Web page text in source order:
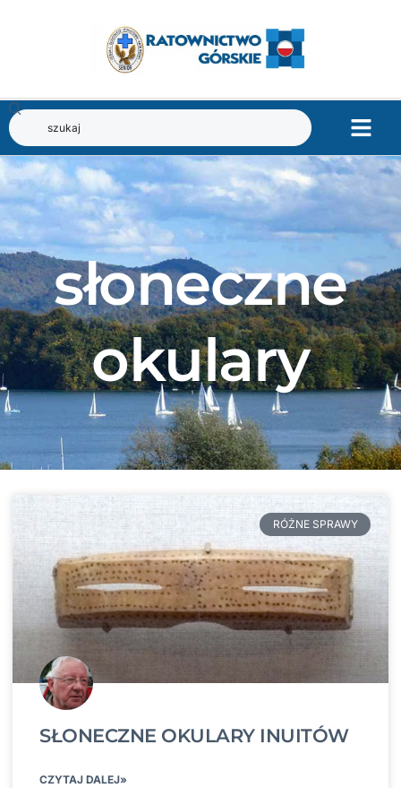
słoneczne
okulary
RÓŻNE SPRAWY
SŁONECZNE OKULARY INUITÓW
CZYTAJ DALEJ»